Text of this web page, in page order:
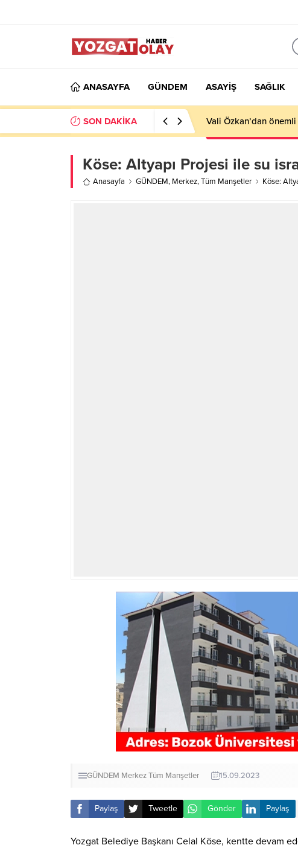
ANASAYFA GÜNDEM ASAYİŞ SAĞLIK
SON DAKİKA Vali Özkan’dan
Köse: Altyapı Projesi ile su
Anasayfa GÜNDEM, Merkez,Tüm Manşetler Köse:
GÜNDEM MerkezTüm Manşetler 15.09.2023
Paylaş Tweetle Gönder Paylaş
Yozgat Belediye Başkanı Celal Köse, kentte devam